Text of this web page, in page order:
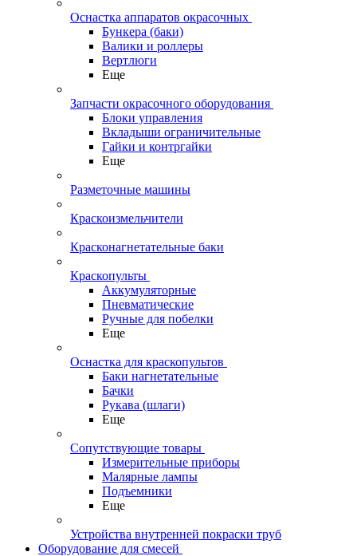
Оснастка аппаратов окрасочных
Бункера (баки)
Валики и роллеры
Вертлюги
Еще
Запчасти окрасочного оборудования
Блоки управления
Вкладыши ограничительные
Гайки и контргайки
Еще
Разметочные машины
Краскоизмельчители
Красконагнетательные баки
Краскопульты
Аккумуляторные
Пневматические
Ручные для побелки
Еще
Оснастка для краскопультов
Баки нагнетательные
Бачки
Рукава (шлаги)
Еще
Сопутствующие товары
Измерительные приборы
Малярные лампы
Подъемники
Еще
Устройства внутренней покраски труб
Оборудование для смесей